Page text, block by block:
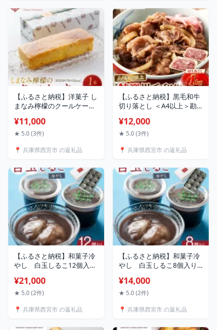
り寄せ 通販 送料無料 ふる
さと納税 洋菓子
【ふるさと納税】洋菓子 し
まなみ檸檬のクールケーキ
ン使用 ひんやりスイーツ
人気 おすすめ ケーキ スイ
ント お取り寄せ 通販 送料
¥11,000
★ 5.0 (3件)
📍 兵庫県西宮市 の返礼品
【ふるさと納税】黒毛和牛
切り落とし ＜A4以上＞勘
とし1kg(500g×2P) | 西宮
精肉専門店 黒毛和牛 切り
おすすめ 和牛 肉 牛肉 グル
料無料 ふるさと納税
¥12,000
★ 5.0 (3件)
📍 兵庫県西宮市 の返礼品
【ふるさと納税】和菓子冷
やし 白玉しるこ12個入り
しるこ 夏限定 人気 おすす
め 和スイーツ お菓子 ギフ
通販 送料無料 ふるさと納
¥21,000
★ 5.0 (2件)
📍 兵庫県西宮市 の返礼品
【ふるさと納税】和菓子冷
やし 白玉しるこ8個入り |
るこ 夏限定 人気 おすすめ
和スイーツ お菓子 ギフト
販 送料無料 ふるさと納税
¥14,000
★ 5.0 (2件)
📍 兵庫県西宮市 の返礼品